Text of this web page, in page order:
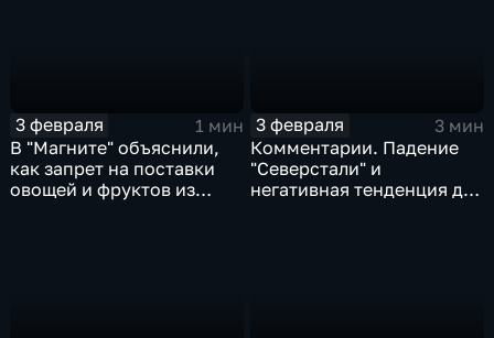
3 февраля
1 мин
В "Магните" объяснили,
как запрет на поставки
овощей и фруктов из
3 февраля
3 мин
Комментарии. Падение
"Северстали" и
негативная тенденция для